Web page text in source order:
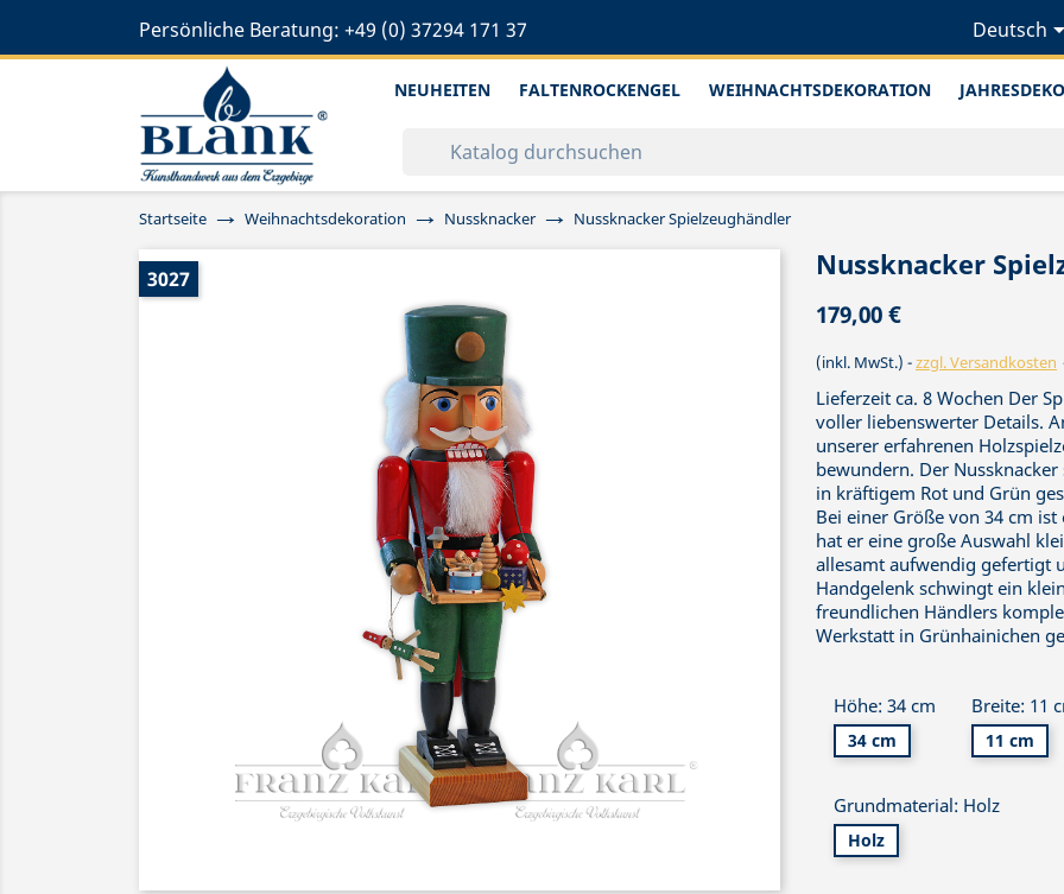
Persönliche Beratung: +49 (0) 37294 171 37 Deutsch
NEUHEITEN FALTENROCKENGEL WEIHNACHTSDEKORATION
Startseite Weihnachtsdekoration Nussknacker Nussknacker Spielzeughändler
3027 Nussknacker
179,00 €
(inkl. MwSt.) zzgl. Versandkosten
Lieferzeit ca. 8 Wochen Der
voller liebenswerter Details.
unserer erfahrenen
bewundern. Der
in kräftigem Rot und Grün
Bei einer Größe von 34 cm
hat er eine große Auswahl
allesamt aufwendig gefertigt
Handgelenk schwingt ein
freundlichen Händlers
Werkstatt in Grünhainichen
Höhe: 34 cm
34 cm
Breite: 11
11 cm
Grundmaterial: Holz
Holz